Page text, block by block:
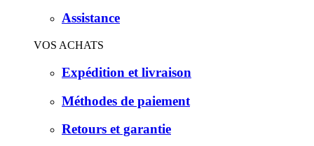
Assistance
VOS ACHATS
Expédition et livraison
Méthodes de paiement
Retours et garantie